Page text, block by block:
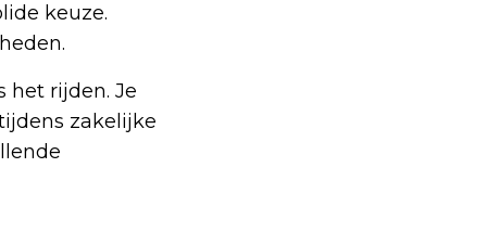
keuze.
het rijden. Je
zakelijke